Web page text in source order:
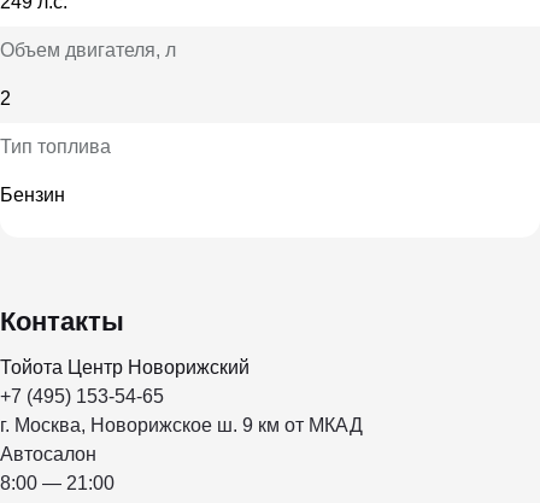
Объем двигателя, л
2
Тип топлива
Бензин
Контакты
Тойота Центр Новорижский
+7 (495) 153-54-65
г. Москва, Новорижское ш. 9 км от МКАД
Автосалон
8:00 — 21:00